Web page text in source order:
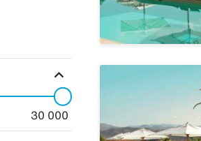
expand_more
30 000